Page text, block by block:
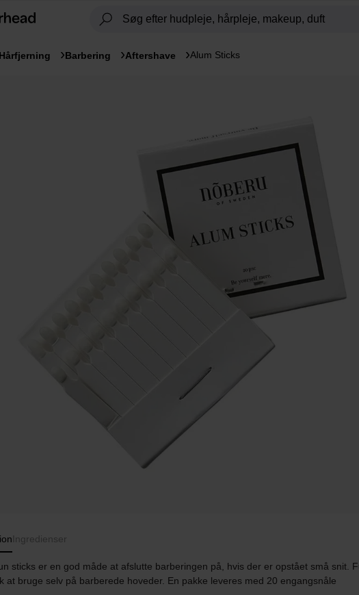
Hårfjerning Barbering Aftershave Alum Sticks
Ingredienser
sticks er en god måde at afslutte barberingen på, hvis der er opstået små snit.
at bruge selv på barberede hoveder. En pakke leveres med 20 engangsnåle